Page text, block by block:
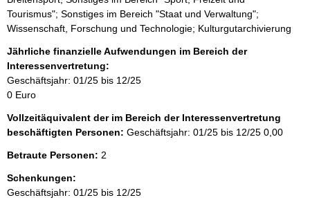
Tourismus"; Sonstiges im Bereich "Staat und Verwaltung";
Wissenschaft, Forschung und Technologie; Kulturgutarchivierung
Jährliche finanzielle Aufwendungen im Bereich der
Interessenvertretung:
Geschäftsjahr: 01/25 bis 12/25
0 Euro
Vollzeitäquivalent der im Bereich der Interessenvertretung
beschäftigten Personen: Geschäftsjahr: 01/25 bis 12/25 0,00
Betraute Personen: 2
Schenkungen:
Geschäftsjahr: 01/25 bis 12/25